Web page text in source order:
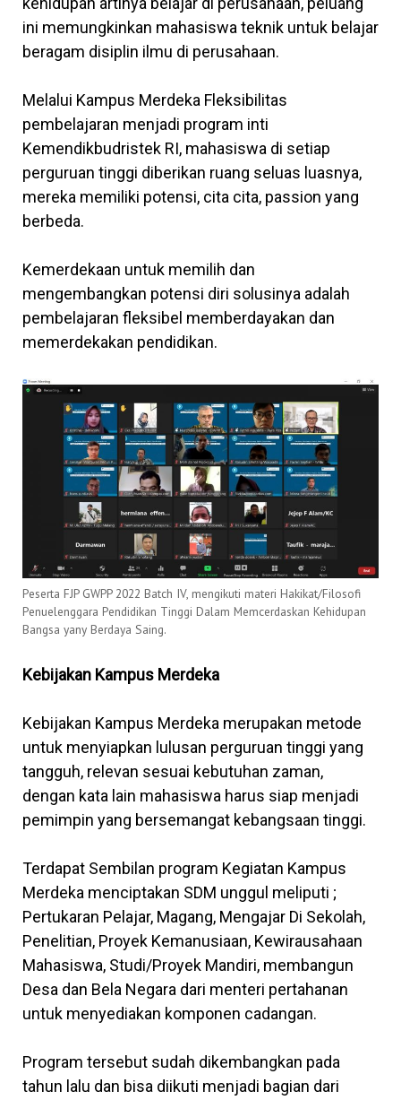
ini memungkinkan mahasiswa teknik untuk belajar
beragam disiplin ilmu di perusahaan.
Melalui Kampus Merdeka Fleksibilitas
pembelajaran menjadi program inti
Kemendikbudristek RI, mahasiswa di setiap
perguruan tinggi diberikan ruang seluas luasnya,
mereka memiliki potensi, cita cita, passion yang
berbeda.
Kemerdekaan untuk memilih dan
mengembangkan potensi diri solusinya adalah
pembelajaran fleksibel memberdayakan dan
memerdekakan pendidikan.
Peserta FJP GWPP 2022 Batch IV, mengikuti materi Hakikat/Filosofi
Penuelenggara Pendidikan Tinggi Dalam Memcerdaskan Kehidupan
Bangsa yany Berdaya Saing.
Kebijakan Kampus Merdeka
Kebijakan Kampus Merdeka merupakan metode
untuk menyiapkan lulusan perguruan tinggi yang
tangguh, relevan sesuai kebutuhan zaman,
dengan kata lain mahasiswa harus siap menjadi
pemimpin yang bersemangat kebangsaan tinggi.
Terdapat Sembilan program Kegiatan Kampus
Merdeka menciptakan SDM unggul meliputi ;
Pertukaran Pelajar, Magang, Mengajar Di Sekolah,
Penelitian, Proyek Kemanusiaan, Kewirausahaan
Mahasiswa, Studi/Proyek Mandiri, membangun
Desa dan Bela Negara dari menteri pertahanan
untuk menyediakan komponen cadangan.
Program tersebut sudah dikembangkan pada
tahun lalu dan bisa diikuti menjadi bagian dari